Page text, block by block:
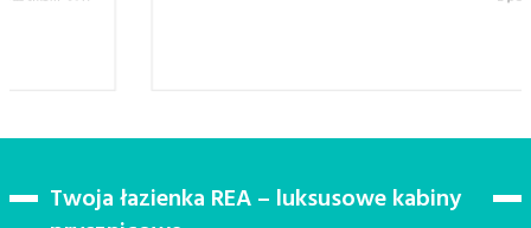
Twoja łazienka REA – luksusowe kabiny